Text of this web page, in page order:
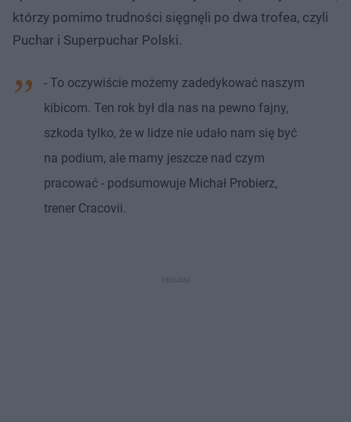
którzy pomimo trudności sięgnęli po dwa trofea, czyli
Puchar i Superpuchar Polski.
- To oczywiście możemy zadedykować naszym
kibicom. Ten rok był dla nas na pewno fajny,
szkoda tylko, że w lidze nie udało nam się być
na podium, ale mamy jeszcze nad czym
pracować - podsumowuje Michał Probierz,
trener Cracovii.